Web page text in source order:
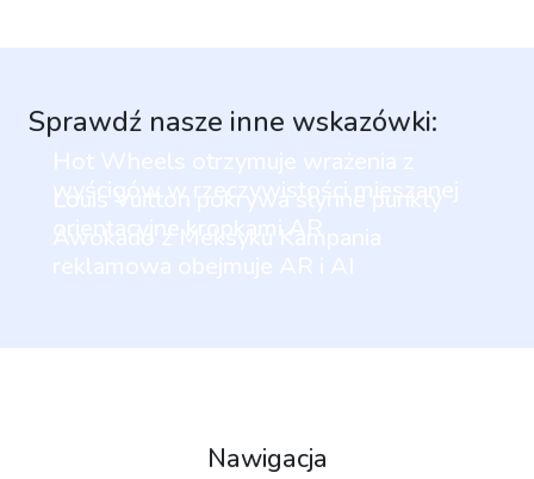
Sprawdź nasze inne wskazówki:
Nawigacja